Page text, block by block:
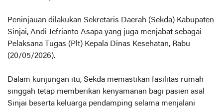
Peninjauan dilakukan Sekretaris Daerah (Sekda) Kabupaten
Sinjai, Andi Jefrianto Asapa yang juga menjabat sebagai
Pelaksana Tugas (Plt) Kepala Dinas Kesehatan, Rabu
(20/05/2026).
Dalam kunjungan itu, Sekda memastikan fasilitas rumah
singgah tetap memberikan kenyamanan bagi pasien asal
Sinjai beserta keluarga pendamping selama menjalani